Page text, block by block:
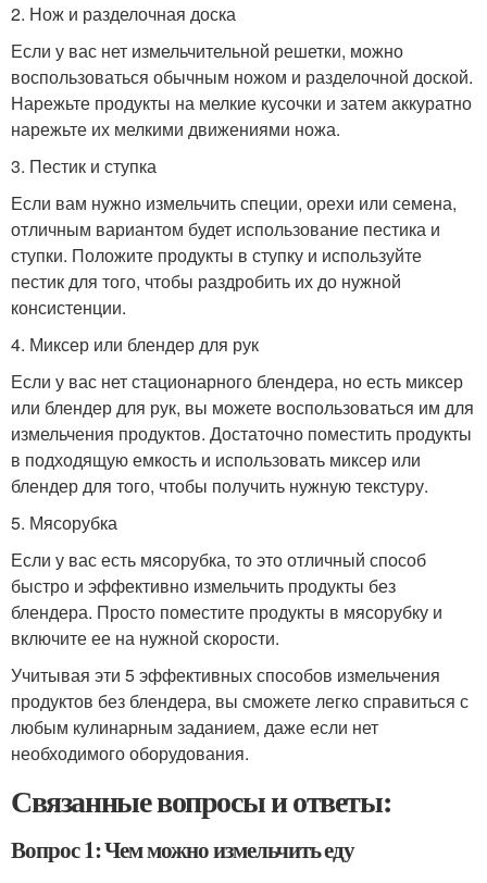
2. Нож и разделочная доска
Если у вас нет измельчительной решетки, можно
воспользоваться обычным ножом и разделочной доской.
Нарежьте продукты на мелкие кусочки и затем аккуратно
нарежьте их мелкими движениями ножа.
3. Пестик и ступка
Если вам нужно измельчить специи, орехи или семена,
отличным вариантом будет использование пестика и
ступки. Положите продукты в ступку и используйте
пестик для того, чтобы раздробить их до нужной
консистенции.
4. Миксер или блендер для рук
Если у вас нет стационарного блендера, но есть миксер
или блендер для рук, вы можете воспользоваться им для
измельчения продуктов. Достаточно поместить продукты
в подходящую емкость и использовать миксер или
блендер для того, чтобы получить нужную текстуру.
5. Мясорубка
Если у вас есть мясорубка, то это отличный способ
быстро и эффективно измельчить продукты без
блендера. Просто поместите продукты в мясорубку и
включите ее на нужной скорости.
Учитывая эти 5 эффективных способов измельчения
продуктов без блендера, вы сможете легко справиться с
любым кулинарным заданием, даже если нет
необходимого оборудования.
Связанные вопросы и ответы:
Вопрос 1: Чем можно измельчить еду